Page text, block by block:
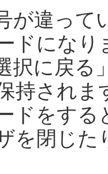
が違って
ドになり
択に戻る
持されま
ドをする
を閉じた